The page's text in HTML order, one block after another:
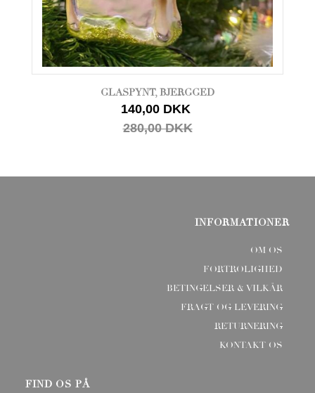
GLASPYNT, BJERGGED
140,00 DKK
280,00 DKK
INFORMATIONER
OM OS
FORTROLIGHED
BETINGELSER & VILKÅR
FRAGT OG LEVERING
RETURNERING
KONTAKT OS
FIND OS PÅ